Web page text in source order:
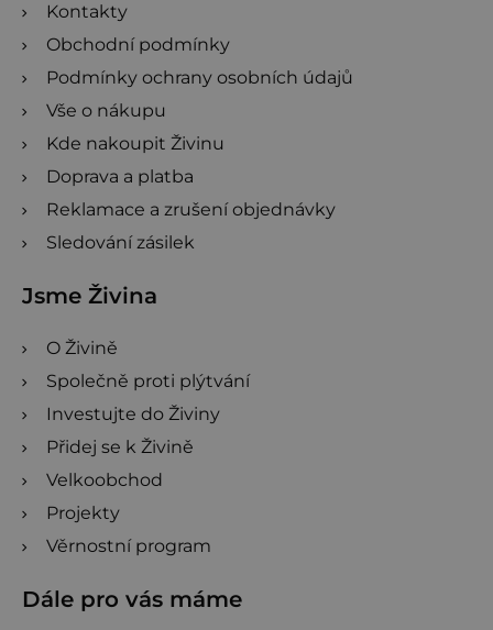
Kontakty
Obchodní podmínky
Podmínky ochrany osobních údajů
Vše o nákupu
Kde nakoupit Živinu
Doprava a platba
Reklamace a zrušení objednávky
Sledování zásilek
Jsme Živina
O Živině
Společně proti plýtvání
Investujte do Živiny
Přidej se k Živině
Velkoobchod
Projekty
Věrnostní program
Dále pro vás máme